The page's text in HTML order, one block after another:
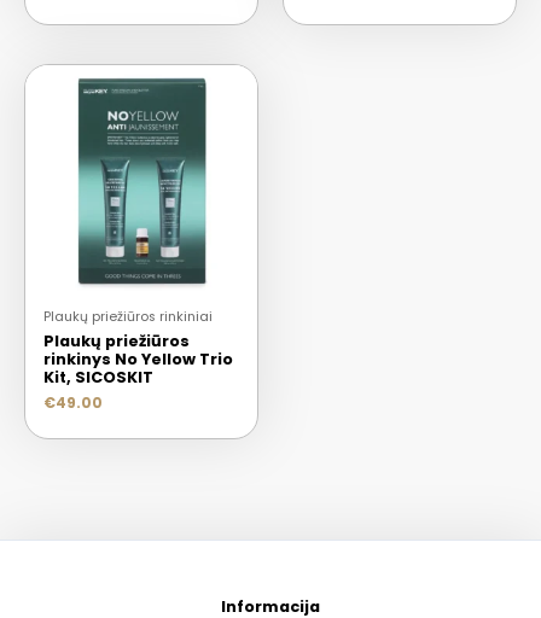
Plaukų priežiūros rinkiniai
Plaukų priežiūros
rinkinys No Yellow Trio
Kit, SICOSKIT
€49.00
Informacija